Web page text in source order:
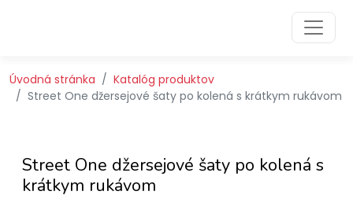
Úvodná stránka
Katalóg produktov
Street One džersejové šaty po kolená s krátkym rukávom
Street One džersejové šaty po kolená s
krátkym rukávom